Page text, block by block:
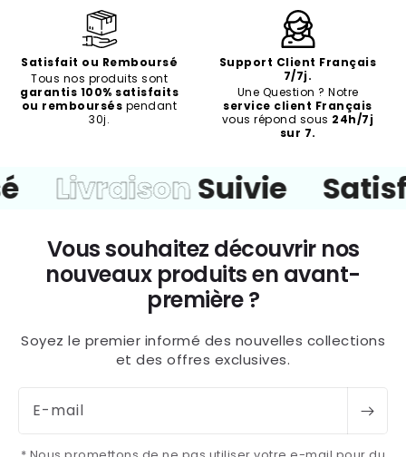
Satisfait ou Remboursé
Tous nos produits sont
garantis 100% satisfaits
ou remboursés pendant
30j.
Support Client Français
7/7j.
Une Question ? Notre
service client Français
vous répond sous 24h/7j
sur 7.
LivraisonSuivie
Vous souhaitez découvrir nos
nouveaux produits en avant-
première ?
Soyez le premier informé des nouvelles collections
et des offres exclusives.
E-mail